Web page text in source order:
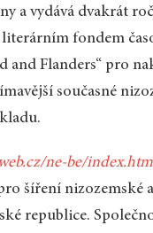
a vydává dvakrát
fondem
and Flanders“ pro
současné
ne-be/index.htm
šíření nizozemské
republice.